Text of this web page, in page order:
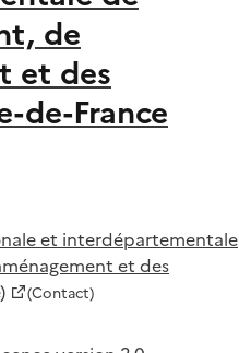
de
et des
de-France
et interdépartementale
et des
(Contact)